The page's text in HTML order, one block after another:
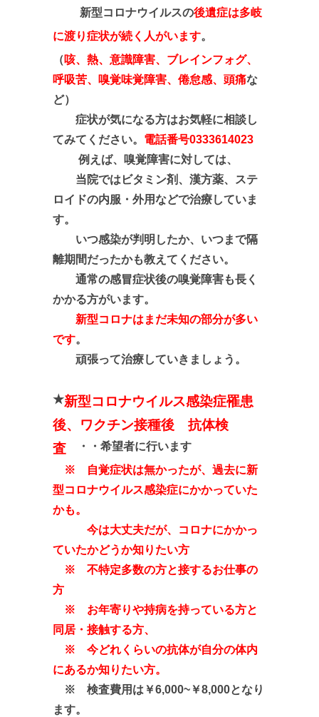
新型コロナウイルスの後遺症は多岐
に渡り症状が続く人がいます。
（咳、熱、意識障害、ブレインフォグ、
呼吸苦、嗅覚味覚障害、倦怠感、頭痛な
ど）
症状が気になる方はお気軽に相談し
てみてください。 電話番号0333614023
例えば、嗅覚障害に対しては、
当院では ビタミン剤、漢方薬、ステ
ロイドの内服・外用などで治療していま
す。
いつ感染が判明したか、いつまで隔
離期間だったかも教えてください。
通常の感冒症状後の嗅覚障害も長く
かかる方がいます。
新型コロナはまだ未知の部分が多い
です。
頑張って治療していきましょう。
★新型コロナウイルス感染症罹患
後、ワクチン接種後 抗体検
査 ・・希望者に行います
※ 自覚症状は無かったが、過去に新
型コロナウイルス感染症にかかっていた
かも。
今は大丈夫だが、コロナにかかっ
ていたかどうか知りたい方
※ 不特定多数の方と接するお仕事の
方
※ お年寄りや持病を持っている方と
同居・接触する方、
※ 今どれくらいの抗体が自分の体内
にあるか知りたい方。
※ 検査費用は￥6,000~￥8,000となり
ます。